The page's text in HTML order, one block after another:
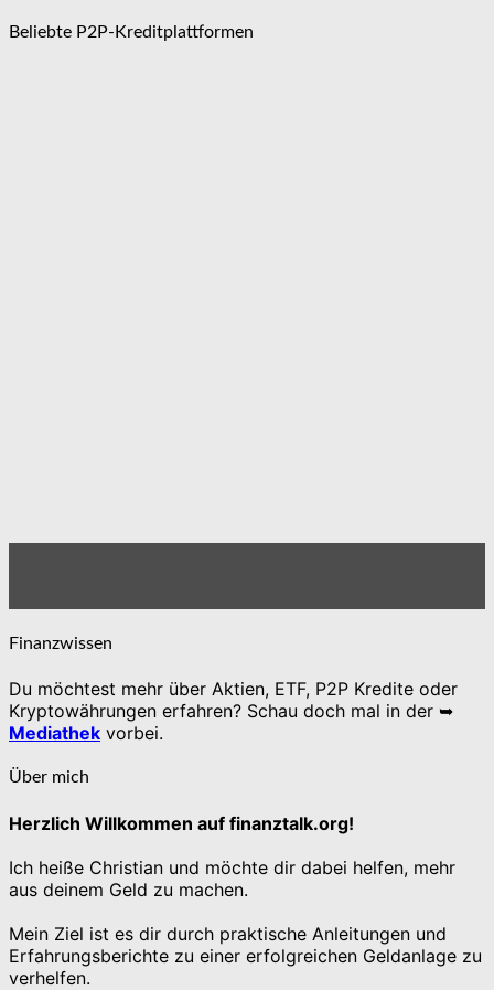
Beliebte P2P-Kreditplattformen
Finanzwissen
Du möchtest mehr über Aktien, ETF, P2P Kredite oder
Kryptowährungen erfahren? Schau doch mal in der ➥
Mediathek vorbei.
Über mich
Herzlich Willkommen auf finanztalk.org!
Ich heiße Christian und möchte dir dabei helfen, mehr
aus deinem Geld zu machen.
Mein Ziel ist es dir durch praktische Anleitungen und
Erfahrungsberichte zu einer erfolgreichen Geldanlage zu
verhelfen.